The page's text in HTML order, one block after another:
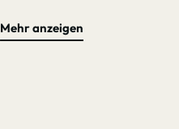
Mehr anzeigen